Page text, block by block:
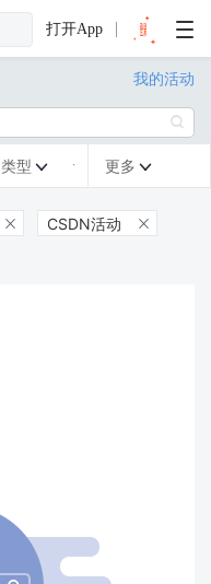
打开App
我的活动

类型  更多 
 CSDN活动 